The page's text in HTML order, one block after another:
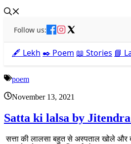
Follow us:
🖋️ Lekh ✒️ Poem 📖 Stories 📘
poem
November 13, 2021
Satta ki lalsa by
सत्ता की लालसा बहुत से अस्पताल खोले और